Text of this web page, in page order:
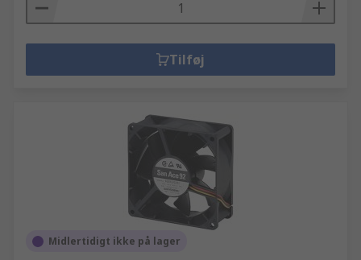
Tilføj
Midlertidigt ikke på lager